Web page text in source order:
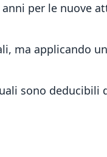
per le nuove
ma applicando un
sono deducibili